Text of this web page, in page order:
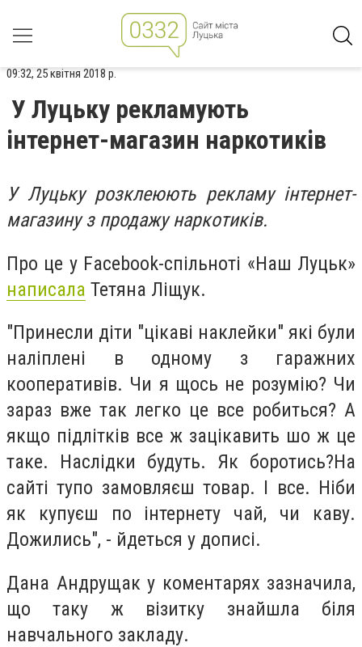
09:32, 25 квітня 2018 р.
У Луцьку рекламують
інтернет-магазин наркотиків
У Луцьку розклеюють рекламу інтернет-
магазину з продажу наркотиків.
Про це у Facebook-спільноті «Наш Луцьк»
написала Тетяна Ліщук.
"Принесли діти "цікаві наклейки" які були
наліплені в одному з гаражних
кооперативів. Чи я щось не розумію? Чи
зараз вже так легко це все робиться? А
якщо підлітків все ж зацікавить шо ж це
таке. Наслідки будуть. Як боротись?На
сайті тупо замовляєш товар. І все. Ніби
як купуєш по інтернету чай, чи каву.
Дожились", - йдеться у дописі.
Дана Андрущак у коментарях зазначила,
що таку ж візитку знайшла біля
навчального закладу.